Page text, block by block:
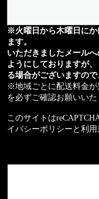
※火曜日から木曜日にか
ます。
いただきましたメール
ようにしておりますが
る場合がございますので
※地域ごとに配送料金
を必ずご確認お願いいた
このサイトは
イバシーポリシーと利用